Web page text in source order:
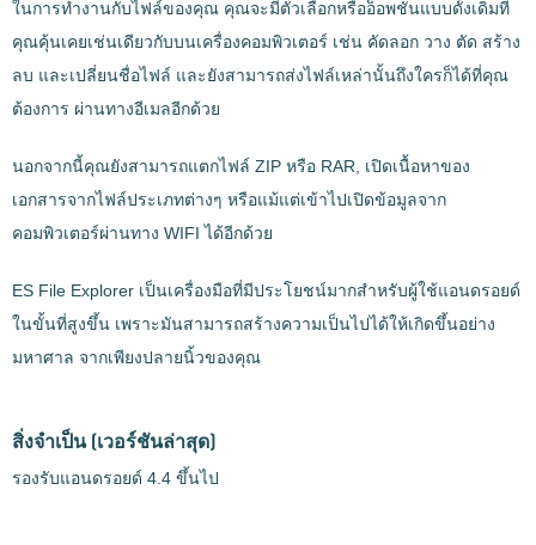
ในการทำงานกับไฟล์ของคุณ คุณจะมีตัวเลือกหรืออ็อพชันแบบดั้งเดิมที่่
คุณคุ้นเคยเช่นเดียวกับบนเครื่องคอมพิวเตอร์ เช่น คัดลอก วาง ตัด สร้าง
ลบ และเปลี่ยนชื่อไฟล์ และยังสามารถส่งไฟล์เหล่านั้นถึงใครก็ได้ที่คุณ
ต้องการ ผ่านทางอีเมลอีกด้วย
นอกจากนี้คุณยังสามารถแตกไฟล์ ZIP หรือ RAR, เปิดเนื้อหาของ
เอกสารจากไฟล์ประเภทต่างๆ หรือแม้แต่เข้าไปเปิดข้อมูลจาก
คอมพิวเตอร์ผ่านทาง WIFI ได้อีกด้วย
ES File Explorer เป็นเครื่องมือที่มีประโยชน์มากสำหรับผู้ใช้แอนดรอยด์
ในขั้นที่สูงขึ้น เพราะมันสามารถสร้างความเป็นไปได้ให้เกิดขึ้นอย่าง
มหาศาล จากเพียงปลายนิ้วของคุณ
สิ่งจำเป็น (เวอร์ชันล่าสุด)
รองรับแอนดรอยด์ 4.4 ขึ้นไป